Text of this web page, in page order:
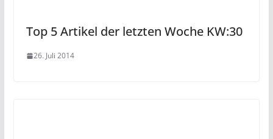
Top 5 Artikel der letzten Woche KW:30
26. Juli 2014